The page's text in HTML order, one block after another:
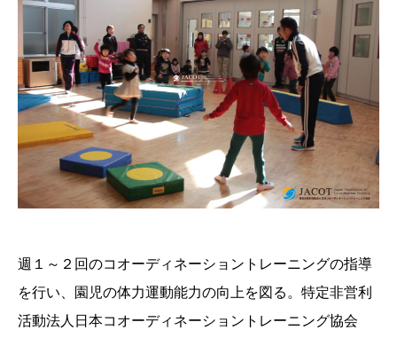
週１～２回のコオーディネーショントレーニングの指導
を行い、園児の体力運動能力の向上を図る。特定非営利
活動法人日本コオーディネーショントレーニング協会